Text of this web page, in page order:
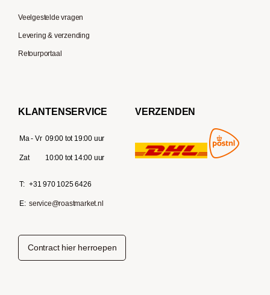
Veelgestelde vragen
Levering & verzending
Retourportaal
KLANTENSERVICE
Ma - Vr 09:00 tot 19:00 uur
Zat 10:00 tot 14:00 uur
T: +31 970 1025 6426
E: service@roastmarket.nl
VERZENDEN
Contract hier herroepen